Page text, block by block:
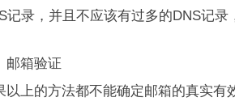
记录，并且不应该有过多的DNS记录
邮箱验证
以上的方法都不能确定邮箱的真实